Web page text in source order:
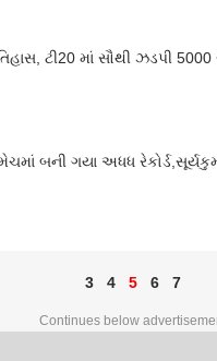
ટી20 માં સૌથી ઝડપી 5000
બની ગયા અધધ
3 4 5 6 7
Continues below